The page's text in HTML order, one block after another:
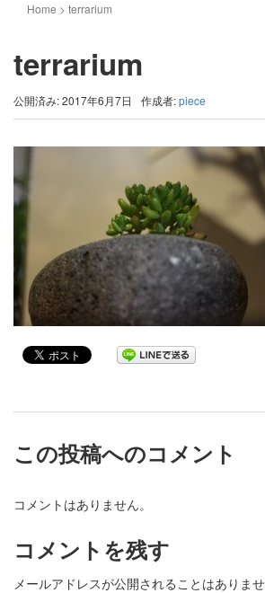
Home > terrarium
terrarium
公開済み: 2017年6月7日 作成者:piece
この投稿へのコメント
コメントはありません。
コメントを残す
メールアドレスが公開されることはありませ